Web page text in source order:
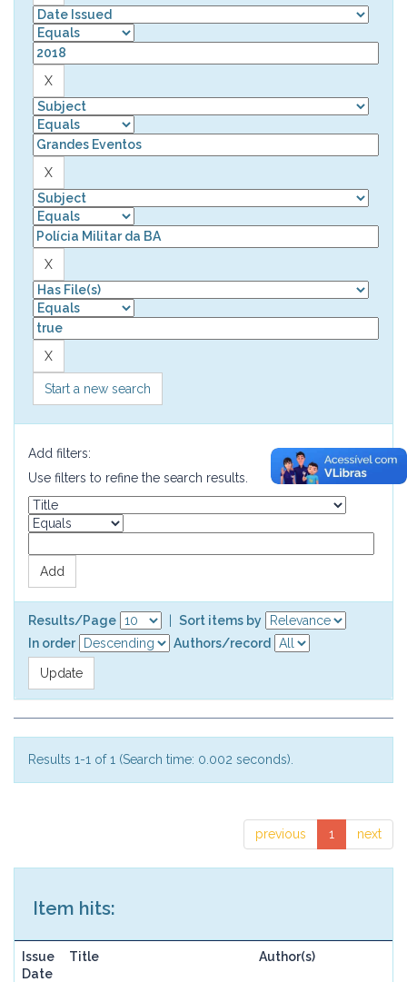
Start a new search
Add filters:
Use filters to refine the search results.
Results/Page
Sort items by
In order
Authors/record
Results 1-1 of 1 (Search time: 0.002 seconds).
previous 1 next
Item hits:
Issue
Date
Title Author(s)